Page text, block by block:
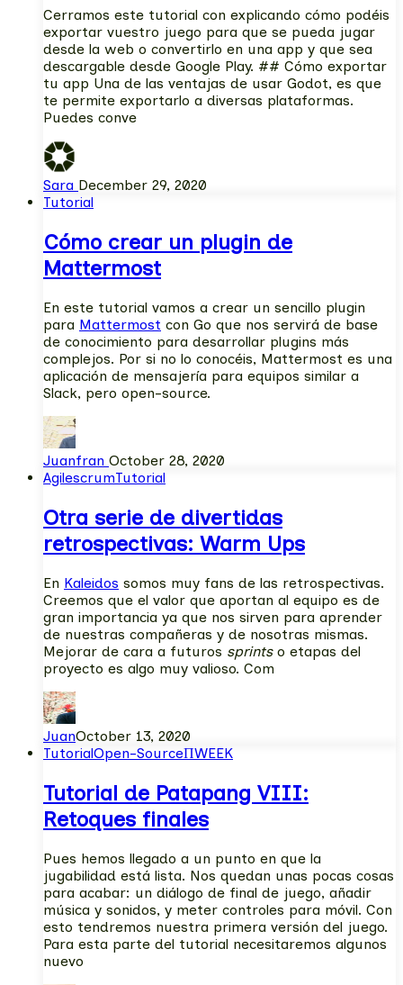
Cerramos este tutorial con explicando cómo podéis
exportar vuestro juego para que se pueda jugar
desde la web o convertirlo en una app y que sea
descargable desde Google Play. ## Cómo exportar
tu app Una de las ventajas de usar Godot, es que
te permite exportarlo a diversas plataformas.
Puedes conve
Sara December 29, 2020
Tutorial
Cómo crear un plugin de
Mattermost
En este tutorial vamos a crear un sencillo plugin
para Mattermost con Go que nos servirá de base
de conocimiento para desarrollar plugins más
complejos. Por si no lo conocéis, Mattermost es una
aplicación de mensajería para equipos similar a
Slack, pero open-source.
Juanfran October 28, 2020
AgilescrumTutorial
Otra serie de divertidas
retrospectivas: Warm Ups
En Kaleidos somos muy fans de las retrospectivas.
Creemos que el valor que aportan al equipo es de
gran importancia ya que nos sirven para aprender
de nuestras compañeras y de nosotras mismas.
Mejorar de cara a futuros sprintso etapas del
proyecto es algo muy valioso. Com
JuanOctober 13, 2020
TutorialOpen-SourceΠWEEK
Tutorial de Patapang VIII:
Retoques finales
Pues hemos llegado a un punto en que la
jugabilidad está lista. Nos quedan unas pocas cosas
para acabar: un diálogo de final de juego, añadir
música y sonidos, y meter controles para móvil. Con
esto tendremos nuestra primera versión del juego.
Para esta parte del tutorial necesitaremos algunos
nuevo